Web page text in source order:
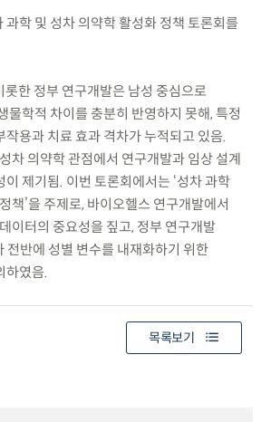
학 및 성차 의약학 활성화 정책 토론회를
한 정부 연구개발은 남성 중심으로
물학적 차이를 충분히 반영하지 못해, 특정
용과 치료 효과 격차가 누적되고 있음.
차 의약학 관점에서 연구개발과 임상 설계
제기됨. 이번 토론회에서는 ‘성차 과학
책’을 주제로, 바이오헬스 연구개발에서
이터의 중요성을 짚고, 정부 연구개발
전반에 성별 변수를 내재화하기 위한
하였음.
목록보기